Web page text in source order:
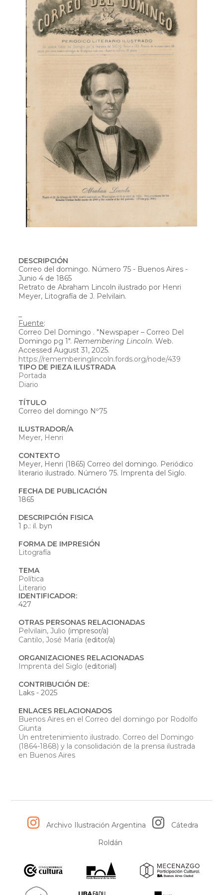
DESCRIPCIÓN
Correo del domingo. Número 75 - Buenos Aires -
Junio 4 de 1865
Retrato de Abraham Lincoln ilustrado por Henri
Meyer, Litografía de J. Pelvilain.
Fuente:
Correo Del Domingo . "Newspaper – Correo Del
Domingo pg 1". Remembering Lincoln. Web.
Accessed August 31, 2025.
https://rememberinglincoln.fords.org/node/439
TIPO DE PIEZA ILUSTRADA
Portada
Diario
TÍTULO
Correo del domingo Nº75
ILUSTRADOR/A
Meyer, Henri
CONTEXTO
Meyer, Henri (1865) Correo del domingo. Periódico
literario ilustrado. Número 75. Imprenta del Siglo.
FECHA DE PUBLICACIÓN
1865
DESCRIPCIÓN FISICA
1 p.: il. byn
FORMA DE IMPRESIÓN
Litografía
TEMA
Política
Literario
IDENTIFICADOR:
427
OTRAS PERSONAS RELACIONADAS
Pelvilain, Julio (impresor/a)
Cantilo, José María (editor/a)
ORGANIZACIONES RELACIONADAS
Imprenta del Siglo (editorial)
CONTRIBUCIÓN DE:
Laks - 2025
ENLACES RELACIONADOS
Buenos Aires en el Correo del domingo por Rodolfo
Giunta
Un entretenimiento ilustrado. Correo del Domingo
(1864-1868) y la consolidación de la prensa ilustrada
en Buenos Aires
Archivo Ilustración Argentina
Cátedra
Roldán